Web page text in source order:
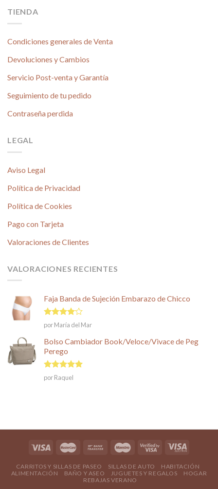
TIENDA
Condiciones generales de Venta
Devoluciones y Cambios
Servicio Post-venta y Garantía
Seguimiento de tu pedido
Contraseña perdida
LEGAL
Aviso Legal
Política de Privacidad
Política de Cookies
Pago con Tarjeta
Valoraciones de Clientes
VALORACIONES RECIENTES
Faja Banda de Sujeción Embarazo de Chicco
Valorado
en
5
por María del Mar
Bolso Cambiador Book/Veloce/Vivace de Peg
Perego
Valorado en
5
de 5
por Raquel
CARRITOS Y SILLAS DE PASEO SILLAS DE AUTO
HABITACIÓN
ALIMENTACIÓN
BAÑO Y ASEO JUGUETES Y REGALOS
HOGAR
REBAJAS VERANO